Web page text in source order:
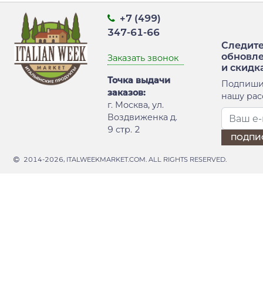
+7 (499)
347-61-66
Заказать звонок
Точка выдачи
заказов:
г. Москва, ул.
Воздвиженка д.
9 стр. 2
и
нашу
2014-2026, ITALWEEKMARKET.COM. ALL RIGHTS RESERVED.